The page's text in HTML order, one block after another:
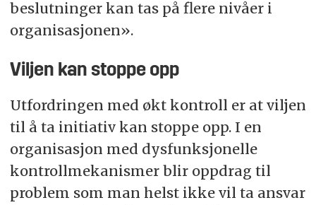
beslutninger kan tas på flere nivåer i
organisasjonen».
Viljen kan stoppe opp
Utfordringen med økt kontroll er at viljen
til å ta initiativ kan stoppe opp. I en
organisasjon med dysfunksjonelle
kontrollmekanismer blir oppdrag til
problem som man helst ikke vil ta ansvar